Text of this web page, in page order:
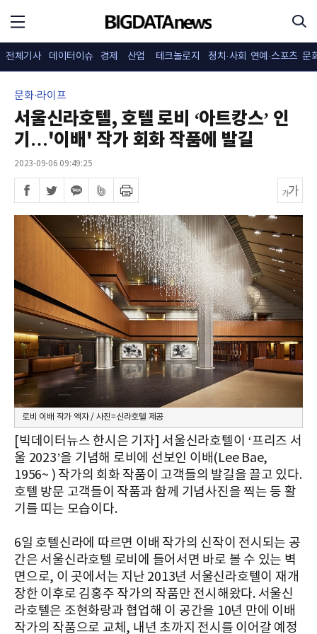
전체기사 데이터이슈 경제 산업 테크놀로지 정치·사회 연예·스포츠 문
문화·라이프
서울신라호텔, 호텔 로비 ‘아트캉스’ 인
기…'이배' 작가 회화 작품에 발길
2023-09-06 09:49:25
로비 이배 작가 액자 / 사진=신라호텔 제공
[빅데이터뉴스 한시은 기자] 서울신라호텔이 ‘프리즈 서
울 2023’을 기념해 로비에 선보인 이배(Lee Bae,
1956~ ) 작가의 회화 작품이 고객들의 발길을 끌고 있다.
호텔 방문 고객들이 작품과 함께 기념사진을 찍는 등 활
기를 띠는 모습이다.
6일 호텔신라에 따르면 이배 작가의 신작이 전시되는 공
간은 서울신라호텔 로비에 들어서면 바로 볼 수 있는 벽
면으로, 이 곳에서는 지난 2013년 서울신라호텔이 재개
장한 이후로 김홍주 작가의 작품만 전시해왔다. 서울신
라호텔은 조현화랑과 협업해 이 공간을 10년 만에 이배
작가의 작품으로 교체, 내년 초까지 전시를 이어갈 예정